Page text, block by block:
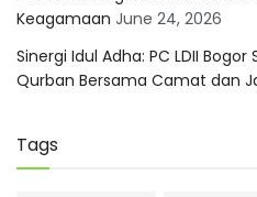
Keagamaan June 24, 2026
Sinergi Idul Adha: PC LDII
Qurban Bersama Camat dan
Tags